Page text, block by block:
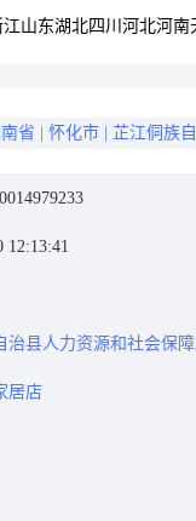
江山东湖北四川 河北河南
省 怀化市 芷江侗族
12:13:41
治县人力资源和社会保
居店